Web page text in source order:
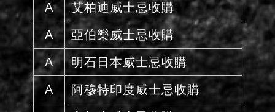
A 艾柏迪威士忌收購
A 亞伯樂威士忌收購
A 明石日本威士忌收購
A 阿穆特印度威士忌收購